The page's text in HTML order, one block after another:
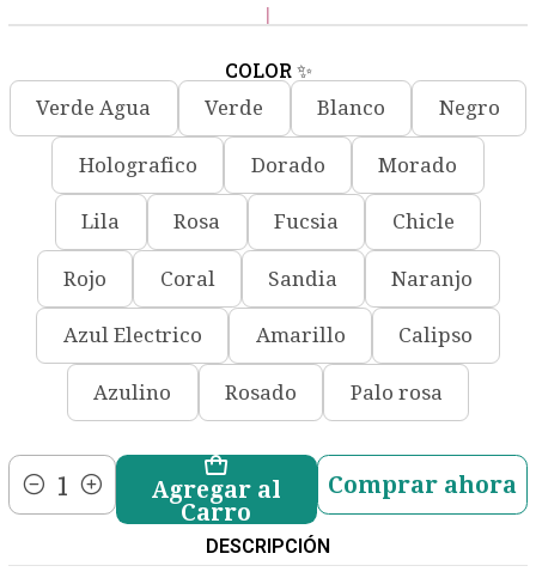
|
COLOR ✨
Verde Agua Verde Blanco Negro
Holografico Dorado Morado
Lila Rosa Fucsia Chicle
Rojo Coral Sandia Naranjo
Azul Electrico Amarillo Calipso
Azulino Rosado Palo rosa
Cantidad
Agregar al
Carro
Comprar ahora
DESCRIPCIÓN